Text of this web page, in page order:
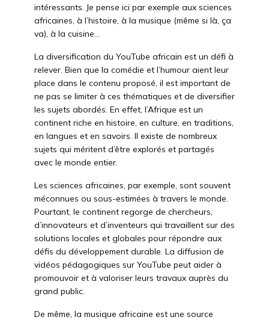
intéressants. Je pense ici par exemple aux sciences
africaines, à l’histoire, à la musique (même si là, ça
va), à la cuisine…
La diversification du YouTube africain est un défi à
relever. Bien que la comédie et l’humour aient leur
place dans le contenu proposé, il est important de
ne pas se limiter à ces thématiques et de diversifier
les sujets abordés. En effet, l’Afrique est un
continent riche en histoire, en culture, en traditions,
en langues et en savoirs. Il existe de nombreux
sujets qui méritent d’être explorés et partagés
avec le monde entier.
Les sciences africaines, par exemple, sont souvent
méconnues ou sous-estimées à travers le monde.
Pourtant, le continent regorge de chercheurs,
d’innovateurs et d’inventeurs qui travaillent sur des
solutions locales et globales pour répondre aux
défis du développement durable. La diffusion de
vidéos pédagogiques sur YouTube peut aider à
promouvoir et à valoriser leurs travaux auprès du
grand public.
De même, la musique africaine est une source